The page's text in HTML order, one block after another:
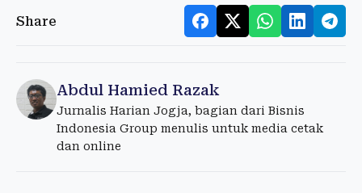
Share
Abdul Hamied Razak
Jurnalis Harian Jogja, bagian dari Bisnis
Indonesia Group menulis untuk media cetak
dan online